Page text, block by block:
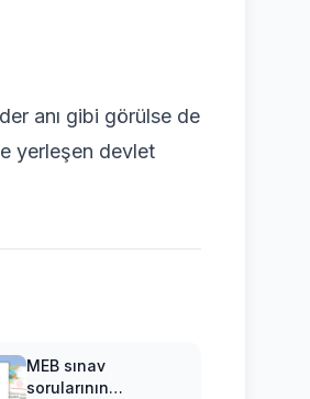
anı gibi görülse de
yerleşen devlet
MEB sınav
sorularının